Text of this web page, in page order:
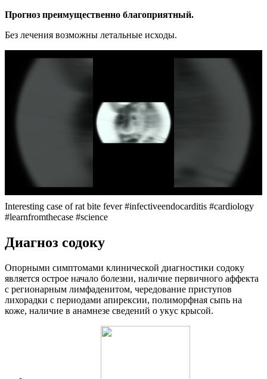
Прогноз преимущественно благоприятный.
Без лечения возможны летальные исходы.
Interesting case of rat bite fever #infectiveendocarditis #cardiology
#learnfromthecase #science
Диагноз содоку
Опорными симптомами клинической диагностики содоку
является острое начало болезни, наличие первичного аффекта
с регионарным лимфаденитом, чередование приступов
лихорадки с периодами апирексии, полиморфная сыпь на
коже, наличие в анамнезе сведений о укус крысой.